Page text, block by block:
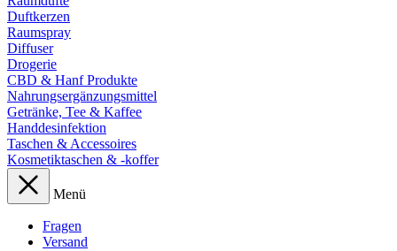
Duftkerzen
Raumspray
Diffuser
Drogerie
CBD & Hanf Produkte
Nahrungsergänzungsmittel
Getränke, Tee & Kaffee
Handdesinfektion
Taschen & Accessoires
Kosmetiktaschen & -koffer
Menü
Fragen
Versand